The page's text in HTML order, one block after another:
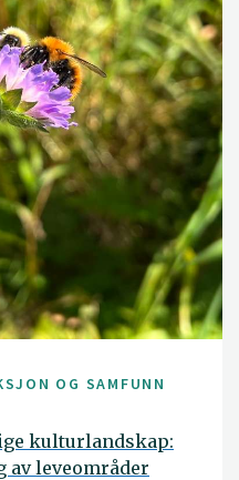
OG SAMFUNN
kulturlandskap:
leveområder